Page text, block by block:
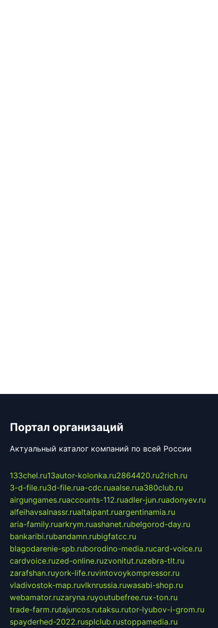
Портал организаций
Актуальный каталог компаний по всей России
133chel.ru13autor-kolonka.ru2864420.ru2rich.ru
3-d-file.ru3d-file.rua-cdc.ruaalse.rua380club.ru
airgungames.ruaccounts-112.ruadler-jun.ruadonyev.ru
alfeihavsalnassr.rualtaipant.ruargentinamia.ru
aria-family.ruarkrym.ruashanet.rubelgorod-day.ru
bankaribi.rubandamn.rubigfatcc.ru
blagodarenie-spb.ruborodino-media.rucard-voice.ru
cardvoice.ruzed-online.ruzvonitut.ruzebra-tlt.ru
zarafshan.ruyork-life.ruvintovoykompressor.ru
vladivostok-map.ruvlknrussia.ruwasabi-shop.ru
webamator.ruzaryna.ruyoutubefree.rux-ton.ru
trade-farm.rutajuncos.rutaksu.rutor-lyubov-i-grom.ru
spayderhed-2022.rusplclub.rustoppamedia.ru